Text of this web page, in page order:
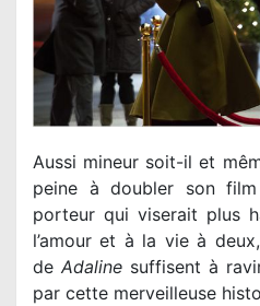
Aussi mineur soit-il et
peine à doubler son
porteur qui viserait plus
l’amour et à la vie à
de Adaline suffisent à
par cette merveilleuse